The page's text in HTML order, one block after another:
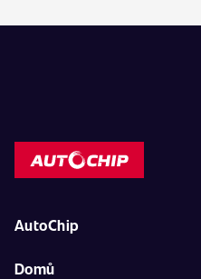
AutoChip
Domů